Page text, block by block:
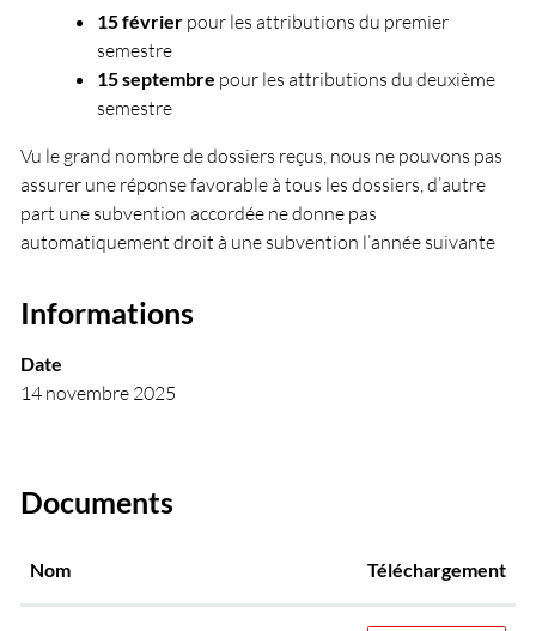
15 février pour les attributions du premier
semestre
15 septembre pour les attributions du deuxième
semestre
Vu le grand nombre de dossiers reçus, nous ne pouvons pas
assurer une réponse favorable à tous les dossiers, d’autre
part une subvention accordée ne donne pas
automatiquement droit à une subvention l’année suivante
Informations
Date
14 novembre 2025
Documents
Nom Téléchargement